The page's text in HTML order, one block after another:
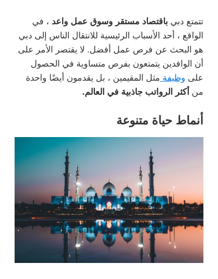
تتمتع دبي باقتصاد مستقر وسوق عمل واعد ، في
الواقع ، أحد الأسباب الرئيسية للانتقال الناس إلى دبي
هو البحث عن فرص عمل أفضل. لا يقتصر الأمر على
أن الوافدين يتمتعون بفرص متساوية في الحصول
على وظيفة مثل المقيمين ، بل يقدمون أيضًا واحدة
من أكثر الرواتب جاذبية في العالم.
أنماط حياة متنوعة